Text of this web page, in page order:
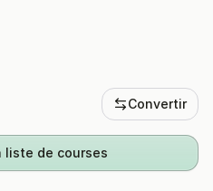
Convertir
liste de courses